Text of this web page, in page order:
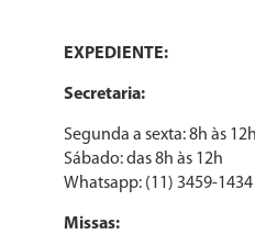
EXPEDIENTE:
Secretaria:
Segunda a sexta: 8h às
Sábado: das 8h às 12h
Whatsapp: (11) 3459-1434
Missas: